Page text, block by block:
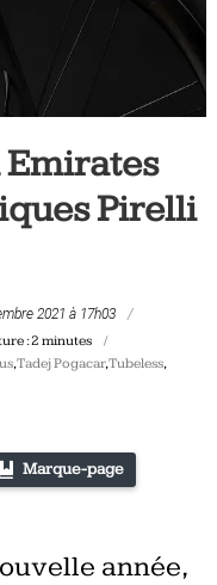
Emirates
Pirelli
2021 à 17h03
:2 minutes
,Tadej Pogacar,Tubeless,
Marque-page
année,